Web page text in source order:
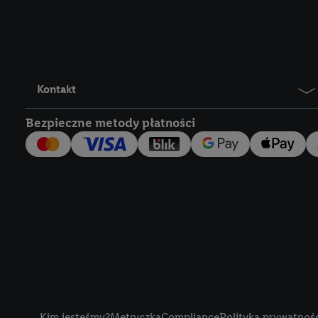
Kontakt
Bezpieczne metody płatności
Lidl Plus, możemy
wymienionych
następnie
użytkownika w
my i jeden z innych
Użytkownik upoważnia
usługach Lidl. Utiq
tak, Utiq udostępni
numeru
wykorzystany do
szczególności
obsługiwanych przez
korzystanie z
lub